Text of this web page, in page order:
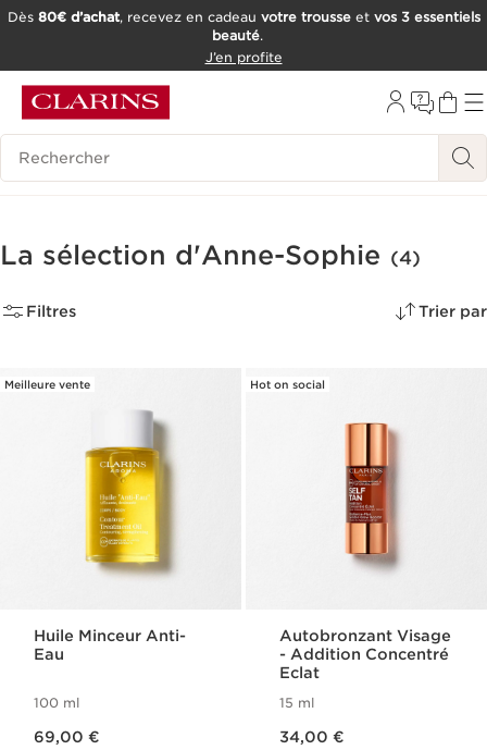
OUTIL D'ACCESSIBILITÉ
Dès 80€ d’achat, recevez en cadeau votre trousseet vos 3 essentiels
beauté.
J’en profite
Historique des recherches
La sélection d'Anne-Sophie (4)
Filtres Trier par
Meilleure vente
Huile Minceur Anti-
Eau
100 ml
69,00 €
Hot on social
Autobronzant Visage​
- Addition Concentré
Eclat
15 ml
34,00 €